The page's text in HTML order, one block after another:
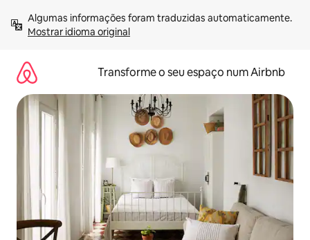
para
Mostrar idioma original
Transforme o seu espaço num Airbnb